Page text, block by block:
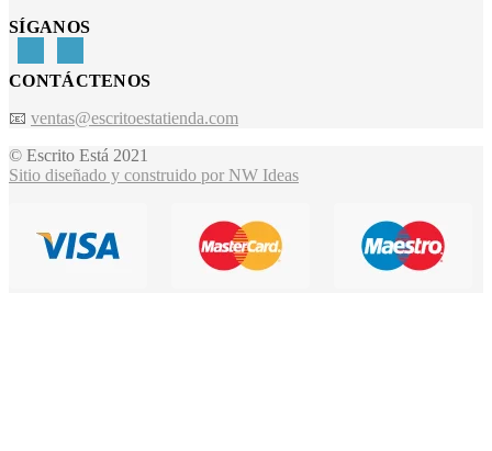
SÍGANOS
CONTÁCTENOS
📧 ventas@escritoestatienda.com
© Escrito Está 2021
Sitio diseñado y construido por NW Ideas